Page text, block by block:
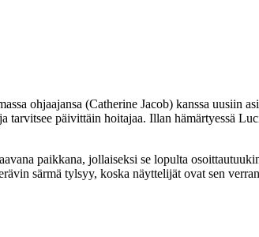
ohjaajansa (Catherine Jacob) kanssa uusiin
tarvitsee päivittäin hoitajaa. Illan hämärtyessä
paikkana, jollaiseksi se lopulta
särmä tylsyy, koska näyttelijät ovat sen